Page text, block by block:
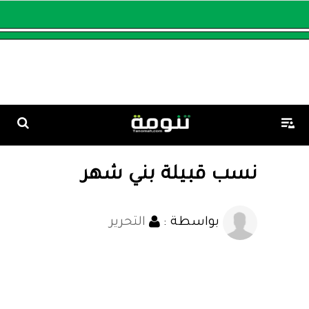
نسب قبيلة بني شهر
بواسطة : التحرير